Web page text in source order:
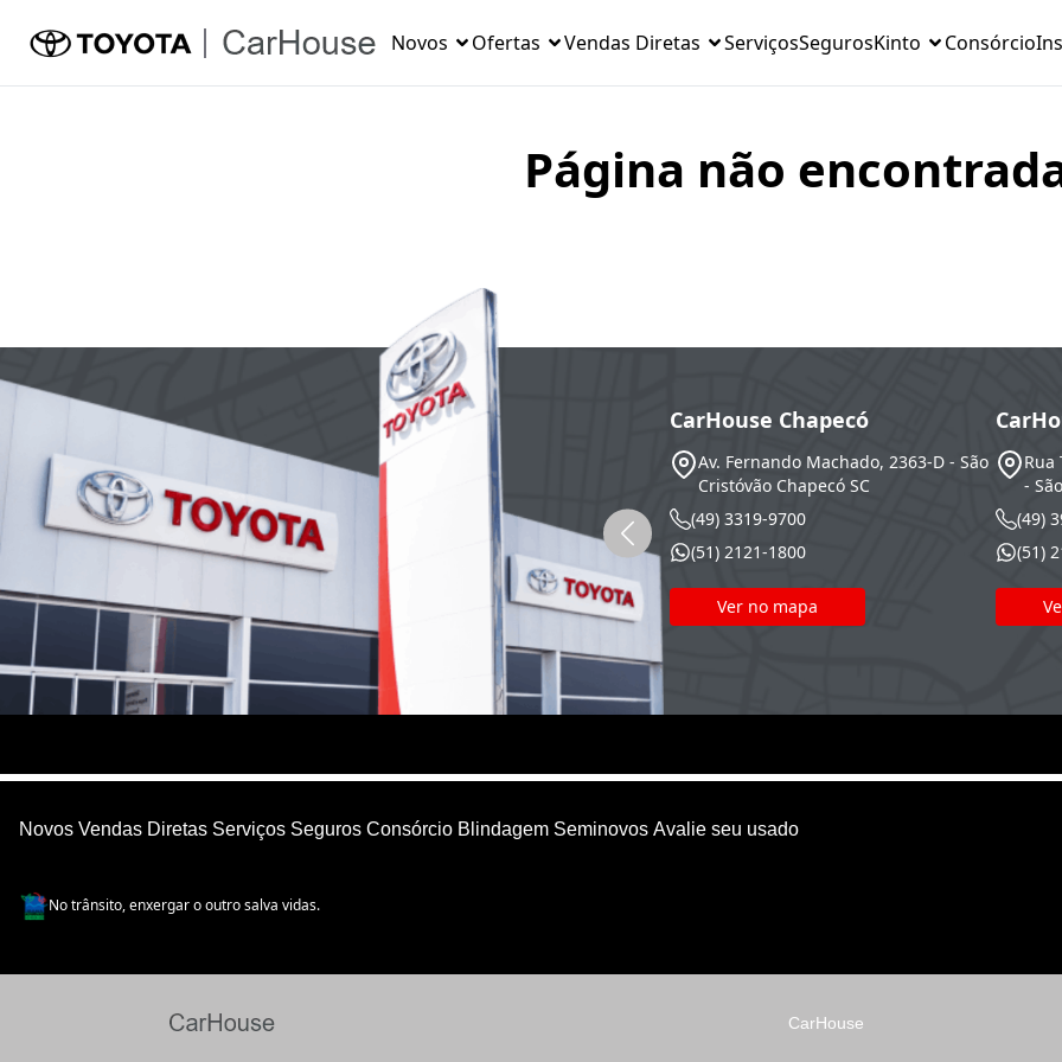
Novos Ofertas Vendas Diretas ServiçosSegurosKinto Consórcio
Página não
CarHouse Chapecó
Av. Fernando Machado, 2363-D - São
Cristóvão Chapecó SC
(49) 3319-9700
(51) 2121-1800
Ver no mapa
Rua
-
(49)
(51)
Novos Vendas Diretas Serviços Seguros Consórcio Blindagem Seminovos Avalie seu usado
No trânsito, enxergar o outro salva vidas.
CarHouse